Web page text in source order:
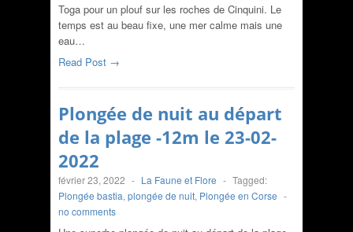
Toga pour un plouf sur les roches de Cinquini. Le
temps est au beau fixe, une mer calme mais une
eau…
Read Post →
Plongée de nuit au départ
de la plage -12m le 23-02-
2022
février 23, 2022 - La Faune et Flore - Tagged:
Plongée bastia, plongée de nuit, Plongée en Corse -
no comments